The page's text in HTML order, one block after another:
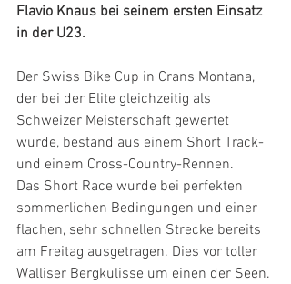
Flavio Knaus bei seinem ersten Einsatz
in der U23.
Der Swiss Bike Cup in Crans Montana,
der bei der Elite gleichzeitig als
Schweizer Meisterschaft gewertet
wurde, bestand aus einem Short Track-
und einem Cross-Country-Rennen.
Das Short Race wurde bei perfekten
sommerlichen Bedingungen und einer
flachen, sehr schnellen Strecke bereits
am Freitag ausgetragen. Dies vor toller
Walliser Bergkulisse um einen der Seen.